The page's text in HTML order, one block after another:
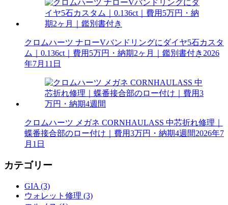
クロムハーツ ナローVバンドリングにダイヤ5石カスタ
ム｜0.136ct｜費用5万円・納期2ヶ月｜鑑別書付き 2026
年7月11日
クロムハーツ メガネ CORNHAULASS 中芯折れ修理｜
蝶番接合部のロー付け｜費用3万円・納期4週間2026年7
月1日
カテゴリー
GIA (3)
ウォレット修理 (3)